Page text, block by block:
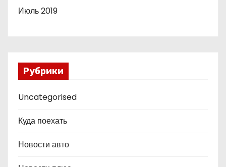
Июль 2019
Рубрики
Uncategorised
Куда поехать
Новости авто